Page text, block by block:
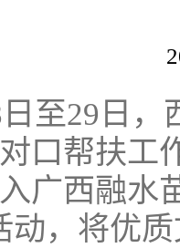
日至29日
口帮扶工
广西融水
动，将优